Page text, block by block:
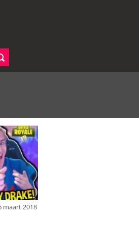
maart 2018